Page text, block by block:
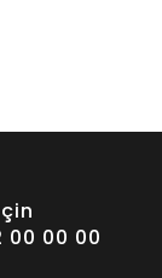
00 00 00